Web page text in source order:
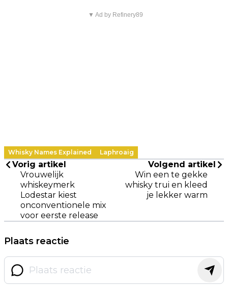
▼ Ad by Refinery89
Whisky Names Explained Laphroaig
Vorig artikel
Vrouwelijk
whiskeymerk
Lodestar kiest
onconventionele mix
voor eerste release
Volgend artikel
Win een te gekke
whisky trui en kleed
je lekker warm
Plaats reactie